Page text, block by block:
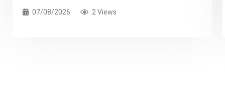
07/08/2026 2 Views